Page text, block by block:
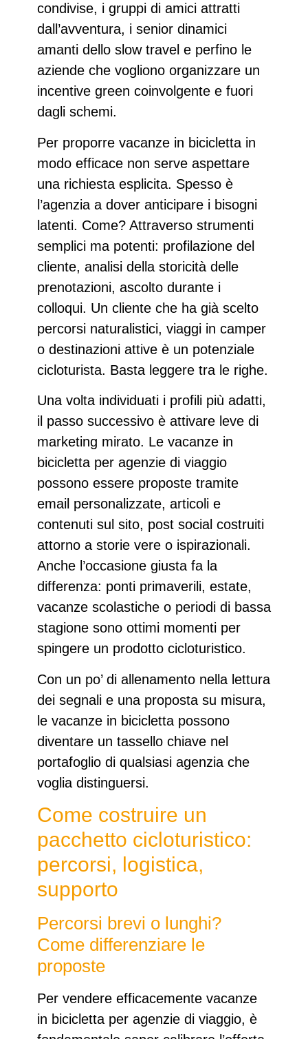
condivise, i gruppi di amici attratti
dall’avventura, i senior dinamici
amanti dello slow travel e perfino le
aziende che vogliono organizzare un
incentive green coinvolgente e fuori
dagli schemi.
Per proporre vacanze in bicicletta in
modo efficace non serve aspettare
una richiesta esplicita. Spesso è
l’agenzia a dover anticipare i bisogni
latenti. Come? Attraverso strumenti
semplici ma potenti: profilazione del
cliente, analisi della storicità delle
prenotazioni, ascolto durante i
colloqui. Un cliente che ha già scelto
percorsi naturalistici, viaggi in camper
o destinazioni attive è un potenziale
cicloturista. Basta leggere tra le righe.
Una volta individuati i profili più adatti,
il passo successivo è attivare leve di
marketing mirato. Le vacanze in
bicicletta per agenzie di viaggio
possono essere proposte tramite
email personalizzate, articoli e
contenuti sul sito, post social costruiti
attorno a storie vere o ispirazionali.
Anche l’occasione giusta fa la
differenza: ponti primaverili, estate,
vacanze scolastiche o periodi di bassa
stagione sono ottimi momenti per
spingere un prodotto cicloturistico.
Con un po’ di allenamento nella lettura
dei segnali e una proposta su misura,
le vacanze in bicicletta possono
diventare un tassello chiave nel
portafoglio di qualsiasi agenzia che
voglia distinguersi.
Come costruire un
pacchetto cicloturistico:
percorsi, logistica,
supporto
Percorsi brevi o lunghi?
Come differenziare le
proposte
Per vendere efficacemente vacanze
in bicicletta per agenzie di viaggio, è